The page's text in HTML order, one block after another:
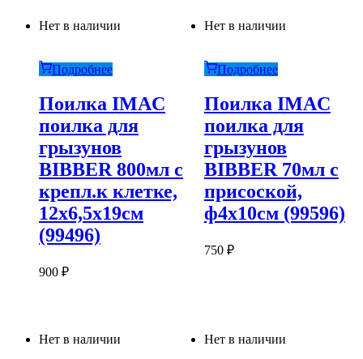
Нет в наличии
Подробнее
Поилка IMAC
поилка для
грызунов
BIBBER 800мл с
крепл.к клетке,
12х6,5х19см
(99496)
900 ₽
Нет в наличии
Подробнее
Поилка IMAC
поилка для
грызунов
BIBBER 70мл с
присоской,
ф4х10см (99596)
750 ₽
Нет в наличии Нет в наличии